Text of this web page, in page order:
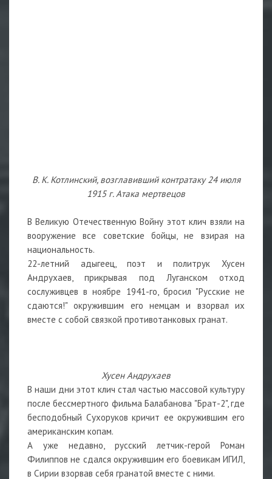
В. К. Котлинский, возглавивший контратаку 24 июля
1915 г. Атака мертвецов
В Великую Отечественную Войну этот клич взяли на
вооружение все советские бойцы, не взирая на
национальность.
22-летний адыгеец, поэт и политрук Хусен
Андрухаев, прикрывая под Луганском отход
сослуживцев в ноябре 1941-го, бросил "Русские не
сдаются!" окружившим его немцам и взорвал их
вместе с собой связкой противотанковых гранат.
Хусен Андрухаев
В наши дни этот клич стал частью массовой культуру
после бессмертного фильма Балабанова "Брат-2", где
бесподобный Сухоруков кричит ее окружившим его
американским копам.
А уже недавно, русский летчик-герой Роман
Филиппов не сдался окружившим его боевикам ИГИЛ,
в Сирии взорвав себя гранатой вместе с ними.